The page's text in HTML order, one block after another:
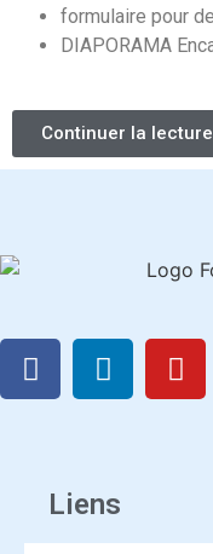
formulaire pour
DIAPORAMA
Continuer la lecture
Liens